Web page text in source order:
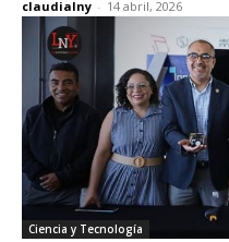
claudialny - 14 abril, 2026
Ciencia y Tecnología